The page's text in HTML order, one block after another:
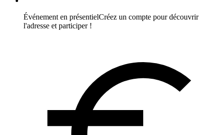
Événement en présentielCréez un compte pour découvrir
l'adresse et participer !